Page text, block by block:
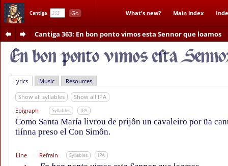
Cantiga Go What's new? Main index
Cantiga 363: En bon ponto vimos esta Sennor que loamos
Lyrics Music Resources
Show all syllables
Show all IPA
Epigraph
Syllables IPA
Como Santa María livrou de prijôn un cavaleiro por ũa
tiínna preso el Con Simôn.
Line Refrain Syllables IPA